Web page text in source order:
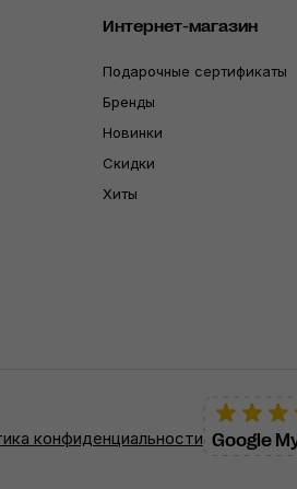
Интернет-магазин
Подарочные сертификаты
Бренды
Новинки
Скидки
Хиты
конфиденциальности Google